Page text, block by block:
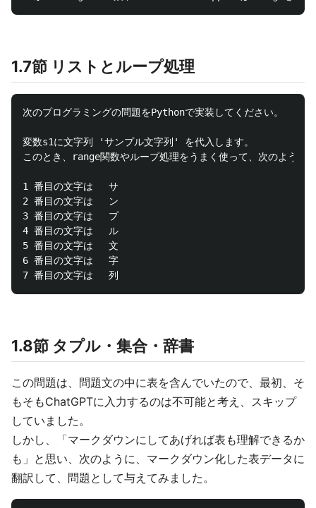
1.7節 リストとループ処理
次のプログラミングの問題をPythonで実装してください。
変数s1に文字列 'サンプル文字列' を代入します。
このとき、range関数やループ処理をうまく使って、次のような
1 番目の文字は　 サ
2 番目の文字は　 ン
3 番目の文字は　 プ
4 番目の文字は　 ル
5 番目の文字は　 文
6 番目の文字は　 字
1.8節 タプル・集合・辞書
この問題は、問題文の中に表を含んでいたので、最初、そ
もそもChatGPTに入力するのは不可能と考え、スキップ
していました。
しかし、「マークダウンにしてあげれば表も理解できるか
も」と思い、次のように、マークダウン化した表データに
翻訳して、問題として与えてみました。